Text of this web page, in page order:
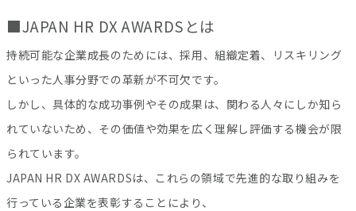
■JAPAN HR DX AWARDSとは
持続可能な企業成長のためには、採用、組織定着、リスキリング
といった人事分野での革新が不可欠です。
しかし、具体的な成功事例やその成果は、関わる人々にしか知ら
れていないため、その価値や効果を広く理解し評価する機会が限
られています。
JAPAN HR DX AWARDSは、これらの領域で先進的な取り組みを
行っている企業を表彰することにより、